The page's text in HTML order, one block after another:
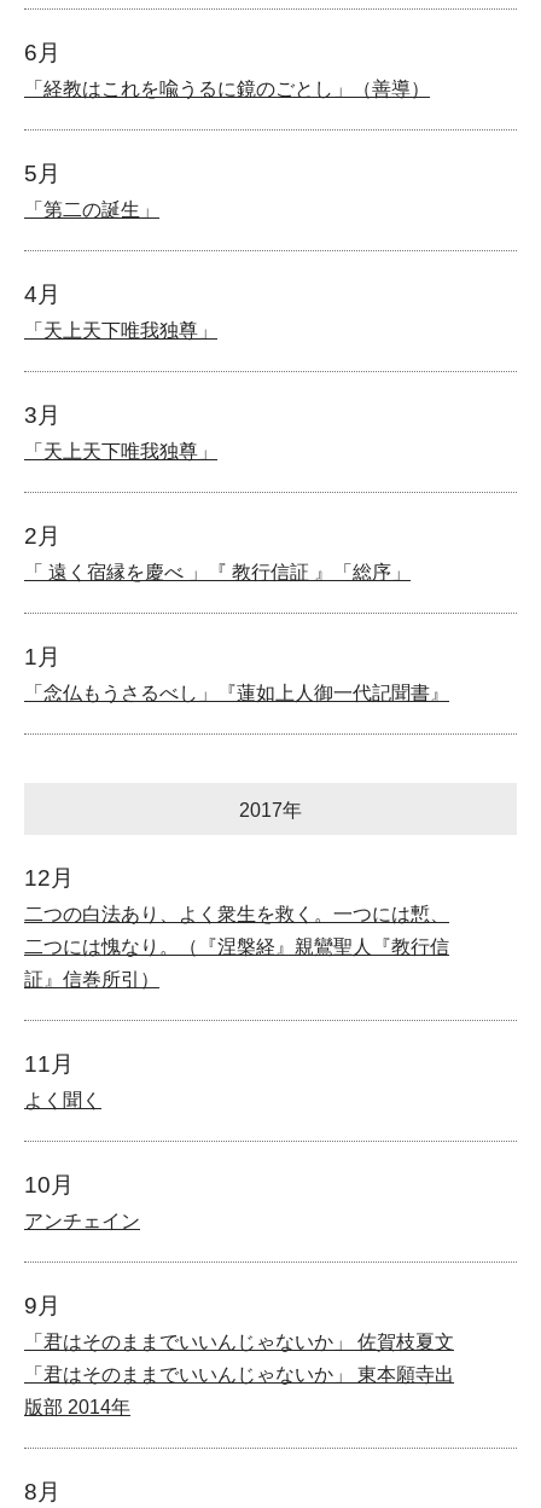
6月
「経教はこれを喩うるに鏡のごとし」（善導）
5月
「第二の誕生」
4月
「天上天下唯我独尊」
3月
「天上天下唯我独尊」
2月
「 遠く宿縁を慶べ 」『 教行信証 』「総序」
1月
「念仏もうさるべし」『蓮如上人御一代記聞書』
2017年
12月
二つの白法あり、よく衆生を救く。一つには慙、
二つには愧なり。（『涅槃経』親鸞聖人『教行信
証』信巻所引）
11月
よく聞く
10月
アンチェイン
9月
「君はそのままでいいんじゃないか」 佐賀枝夏文
「君はそのままでいいんじゃないか」 東本願寺出
版部 2014年
8月